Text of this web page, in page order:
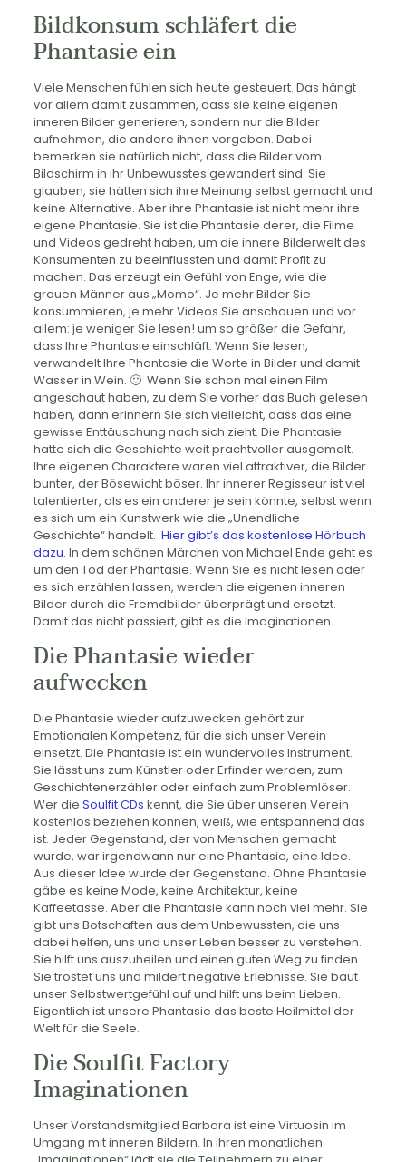
Bildkonsum schläfert die
Phantasie ein
Viele Menschen fühlen sich heute gesteuert. Das hängt
vor allem damit zusammen, dass sie keine eigenen
inneren Bilder generieren, sondern nur die Bilder
aufnehmen, die andere ihnen vorgeben. Dabei
bemerken sie natürlich nicht, dass die Bilder vom
Bildschirm in ihr Unbewusstes gewandert sind. Sie
glauben, sie hätten sich ihre Meinung selbst gemacht und
keine Alternative. Aber ihre Phantasie ist nicht mehr ihre
eigene Phantasie. Sie ist die Phantasie derer, die Filme
und Videos gedreht haben, um die innere Bilderwelt des
Konsumenten zu beeinflussten und damit Profit zu
machen. Das erzeugt ein Gefühl von Enge, wie die
grauen Männer aus „Momo“. Je mehr Bilder Sie
konsummieren, je mehr Videos Sie anschauen und vor
allem: je weniger Sie lesen! um so größer die Gefahr,
dass Ihre Phantasie einschläft. Wenn Sie lesen,
verwandelt Ihre Phantasie die Worte in Bilder und damit
Wasser in Wein. 🙂 Wenn Sie schon mal einen Film
angeschaut haben, zu dem Sie vorher das Buch gelesen
haben, dann erinnern Sie sich vielleicht, dass das eine
gewisse Enttäuschung nach sich zieht. Die Phantasie
hatte sich die Geschichte weit prachtvoller ausgemalt.
Ihre eigenen Charaktere waren viel attraktiver, die Bilder
bunter, der Bösewicht böser. Ihr innerer Regisseur ist viel
talentierter, als es ein anderer je sein könnte, selbst wenn
es sich um ein Kunstwerk wie die „Unendliche
Geschichte“ handelt. Hier gibt’s das kostenlose Hörbuch
dazu. In dem schönen Märchen von Michael Ende geht es
um den Tod der Phantasie. Wenn Sie es nicht lesen oder
es sich erzählen lassen, werden die eigenen inneren
Bilder durch die Fremdbilder überprägt und ersetzt.
Damit das nicht passiert, gibt es die Imaginationen.
Die Phantasie wieder
aufwecken
Die Phantasie wieder aufzuwecken gehört zur
Emotionalen Kompetenz, für die sich unser Verein
einsetzt. Die Phantasie ist ein wundervolles Instrument.
Sie lässt uns zum Künstler oder Erfinder werden, zum
Geschichtenerzähler oder einfach zum Problemlöser.
Wer die Soulfit CDs kennt, die Sie über unseren Verein
kostenlos beziehen können, weiß, wie entspannend das
ist. Jeder Gegenstand, der von Menschen gemacht
wurde, war irgendwann nur eine Phantasie, eine Idee.
Aus dieser Idee wurde der Gegenstand. Ohne Phantasie
gäbe es keine Mode, keine Architektur, keine
Kaffeetasse. Aber die Phantasie kann noch viel mehr. Sie
gibt uns Botschaften aus dem Unbewussten, die uns
dabei helfen, uns und unser Leben besser zu verstehen.
Sie hilft uns auszuheilen und einen guten Weg zu finden.
Sie tröstet uns und mildert negative Erlebnisse. Sie baut
unser Selbstwertgefühl auf und hilft uns beim Lieben.
Eigentlich ist unsere Phantasie das beste Heilmittel der
Welt für die Seele.
Die Soulfit Factory
Imaginationen
Unser Vorstandsmitglied Barbara ist eine Virtuosin im
Umgang mit inneren Bildern. In ihren monatlichen